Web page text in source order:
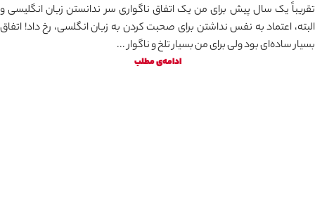
تقریباً یک سال پیش برای من یک اتفاق ناگواری سر ندانستن زبان انگلیسی و
البته، اعتماد به نفس نداشتن برای صحبت کردن به زبان انگلسی، رخ داد! اتفاق
بسیار ساده‌ای بود ولی برای من بسیار تلخ و ناگوار ...
ادامه‌ی مطلب